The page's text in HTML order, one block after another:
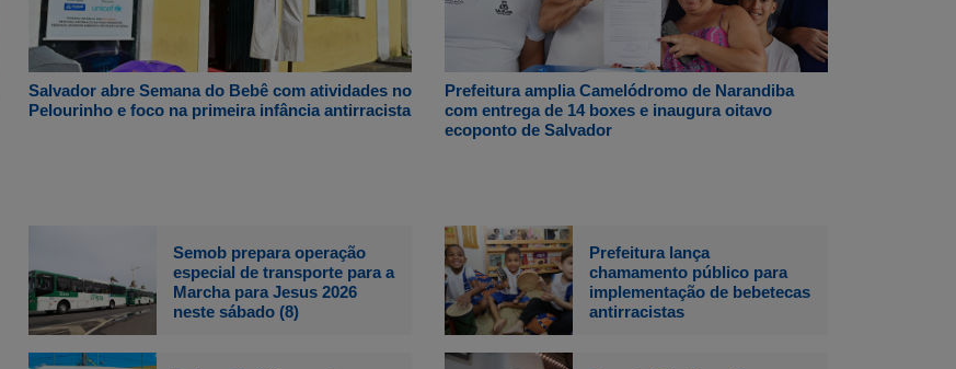
Salvador abre Semana do Bebê com atividades no
Pelourinho e foco na primeira infância antirracista
Prefeitura amplia Camelódromo de Narandiba
com entrega de 14 boxes e inaugura oitavo
ecoponto de Salvador
Semob prepara operação
especial de transporte para a
Marcha para Jesus 2026
neste sábado (8)
Prefeitura lança
chamamento público para
implementação de bebetecas
antirracistas